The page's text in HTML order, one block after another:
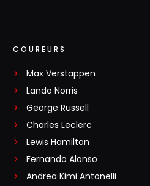
COUREURS
Max Verstappen
Lando Norris
George Russell
Charles Leclerc
Lewis Hamilton
Fernando Alonso
Andrea Kimi Antonelli